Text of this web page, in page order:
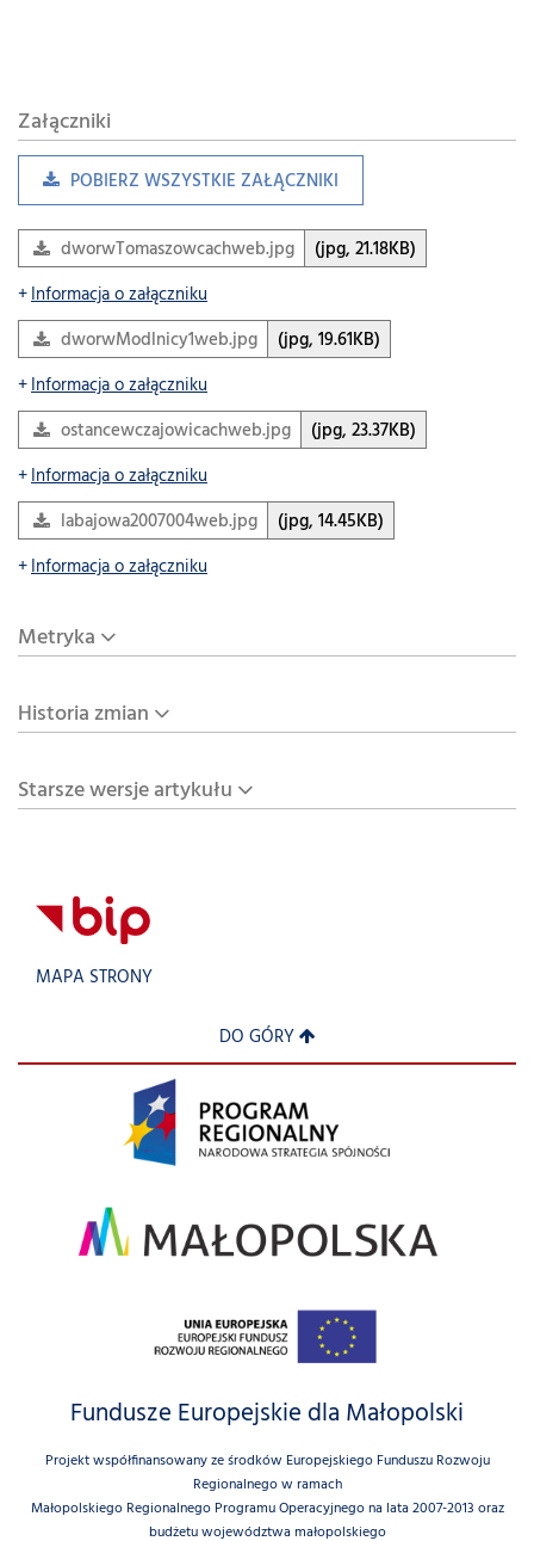
Załączniki
POBIERZ WSZYSTKIE ZAŁĄCZNIKI
dworwTomaszowcachweb.jpg
(jpg, 21.18KB)
Informacja o załączniku
dworwModlnicy1web.jpg
(jpg, 19.61KB)
Informacja o załączniku
ostancewczajowicachweb.jpg
(jpg, 23.37KB)
Informacja o załączniku
labajowa2007004web.jpg
(jpg, 14.45KB)
Informacja o załączniku
Metryka
Historia zmian
Starsze wersje artykułu
MAPA STRONY
DO GÓRY
Fundusze Europejskie dla Małopolski
Projekt współfinansowany ze środków Europejskiego Funduszu Rozwoju
Regionalnego w ramach
Małopolskiego Regionalnego Programu Operacyjnego na lata 2007-2013 oraz
budżetu województwa małopolskiego